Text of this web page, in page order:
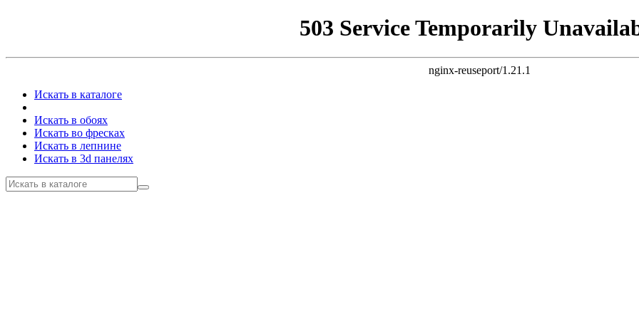
503 Service Temporarily
nginx-reuseport/1.21.1
Искать в каталоге
Искать в обоях
Искать во фресках
Искать в лепнине
Искать в 3d панелях